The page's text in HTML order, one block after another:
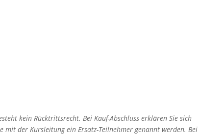
kein Rücktrittsrecht. Bei Kauf-Abschluss erklären Sie sich
der Kursleitung ein Ersatz-Teilnehmer genannt werden. Bei